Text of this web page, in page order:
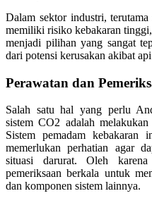
Dalam sektor industri,
memiliki risiko kebakaran
menjadi pilihan yang sangat
dari potensi kerusakan akibat
Perawatan dan
Salah satu hal yang perlu
sistem CO2 adalah
Sistem pemadam kebakaran
memerlukan perhatian agar
situasi darurat. Oleh
pemeriksaan berkala untuk
dan komponen sistem lainnya.